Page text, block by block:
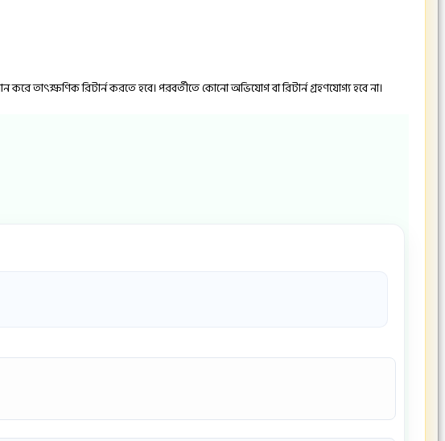
করে তাৎক্ষণিক রিটার্ন করতে হবে। পরবর্তীতে কোনো অভিযোগ বা রিটার্ন গ্রহণযোগ্য হবে না।